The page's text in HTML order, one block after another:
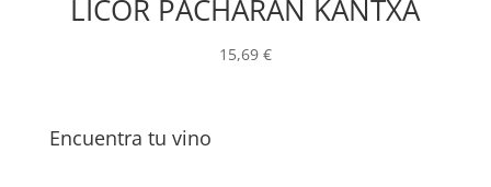
LICOR PACHARAN KANTXA
15,69 €
Encuentra tu vino